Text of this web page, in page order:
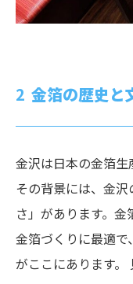
金箔の歴史と
金沢は日本の金箔生
その背景には、金
さ」があります。
金箔づくりに最適
がここにあります